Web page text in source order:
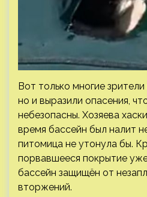
Вот только многие
но и выразили опасения,
небезопасны. Хозяева
время бассейн был налит
питомица не утонула бы.
порвавшееся покрытие
бассейн защищён от
вторжений.